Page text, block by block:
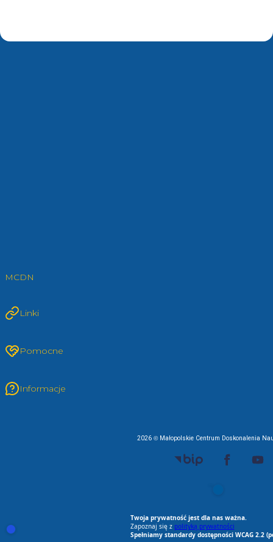
Otwórz ustawienia zgód cookie i zgód RODO
MCDN
Linki
Pomocne
Informacje
2026 © Małopolskie Centrum Doskonalenia
Twoja prywatność jest dla nas ważna.
Zapoznaj się z polityką prywatności
Spełniamy standardy dostępności WCAG 2.2